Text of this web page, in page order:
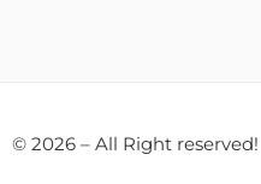
© 2026 – All Right reserved!